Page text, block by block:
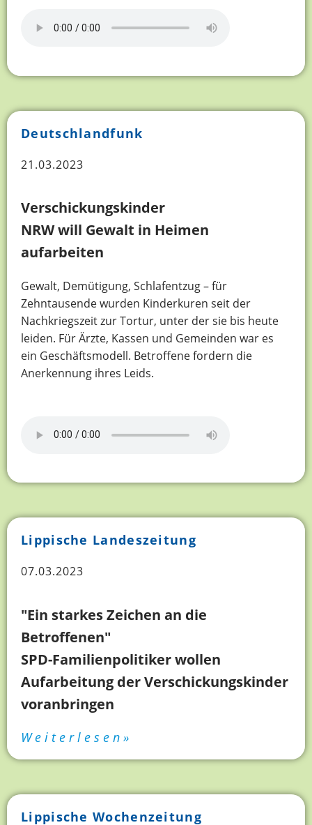
Deutschlandfunk
21.03.2023
Verschickungskinder
NRW will Gewalt in Heimen
aufarbeiten
Gewalt, Demütigung, Schlafentzug – für
Zehntausende wurden Kinderkuren seit der
Nachkriegszeit zur Tortur, unter der sie bis heute
leiden. Für Ärzte, Kassen und Gemeinden war es
ein Geschäftsmodell. Betroffene fordern die
Anerkennung ihres Leids.
Lippische Landeszeitung
07.03.2023
"Ein starkes Zeichen an die
Betroffenen"
SPD-Familienpolitiker wollen
Aufarbeitung der Verschickungskinder
voranbringen
Weiterlesen»
Lippische Wochenzeitung